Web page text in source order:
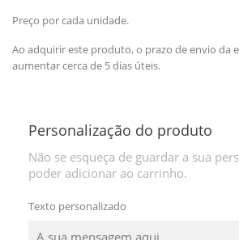
Preço por cada unidade.
Ao adquirir este produto, o prazo de envio da
aumentar cerca de 5 dias úteis.
Personalização do produto
Não se esqueça de guardar a sua
poder adicionar ao carrinho.
Texto personalizado